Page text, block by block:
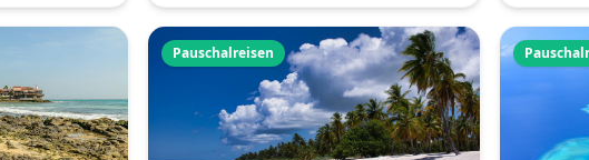
Pauschalreisen